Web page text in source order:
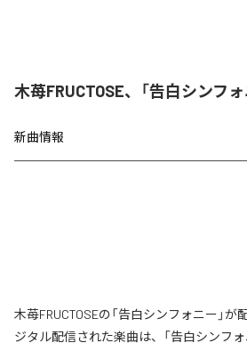
木苺FRUCTOSE、「告白シンフ
新曲情報
木苺FRUCTOSEの「告白シンフォニー」
ジタル配信された楽曲は、「告白シンフォ